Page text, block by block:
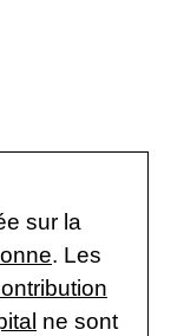
sur la
. Les
ne sont